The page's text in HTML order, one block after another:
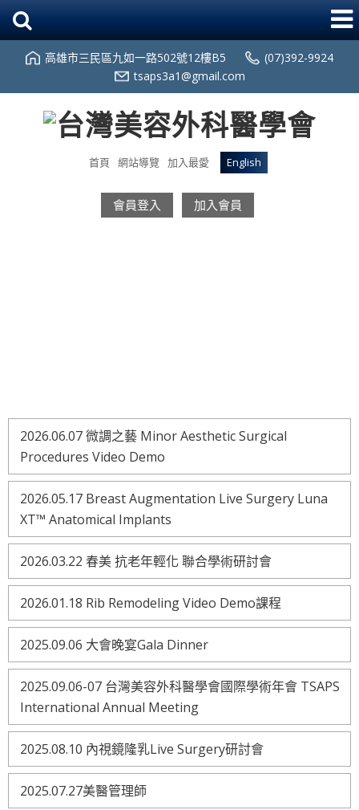
高雄市三民區九如一路502號12樓B5
(07)392-9924
tsaps3a1@gmail.com
首頁 網站導覽 加入最愛 English
會員登入 加入會員
2026.06.07 微調之藝 Minor Aesthetic Surgical
Procedures Video Demo
2026.05.17 Breast Augmentation Live Surgery Luna
XT™ Anatomical Implants
2026.03.22 春美 抗老年輕化 聯合學術研討會
2026.01.18 Rib Remodeling Video Demo課程
2025.09.06 大會晚宴Gala Dinner
2025.09.06-07 台灣美容外科醫學會國際學術年會 TSAPS
International Annual Meeting
2025.08.10 內視鏡隆乳Live Surgery研討會
2025.07.27美醫管理師